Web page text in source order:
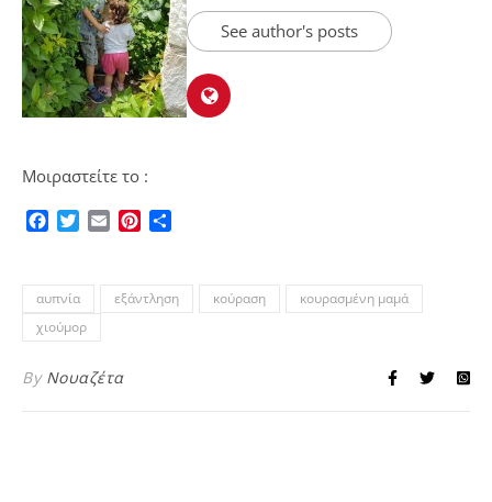
See author's posts
Μοιραστείτε το :
Facebook
TwitterEmailPinterest
αυπνία εξάντληση κούραση
κουρασμένη μαμά
χιούμορ
By Νουαζέτα